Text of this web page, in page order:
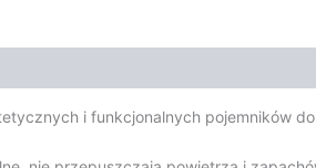
i funkcjonalnych pojemników